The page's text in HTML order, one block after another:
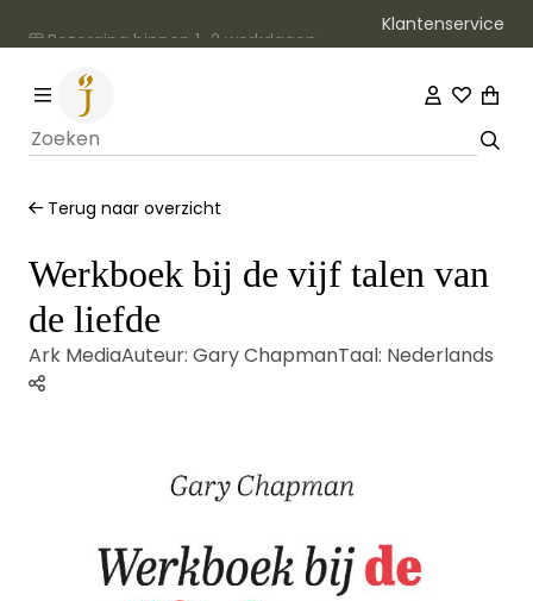
Klantenservice
Terug naar overzicht
Werkboek bij de vijf talen van
de liefde
Ark MediaAuteur: Gary ChapmanTaal: Nederlands